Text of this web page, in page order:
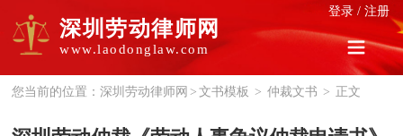
登录 / 注册
深圳劳动律师网
www.laodonglaw.com
您当前的位置：深圳劳动律师网 > 文书模板 > 仲裁文书 > 正文